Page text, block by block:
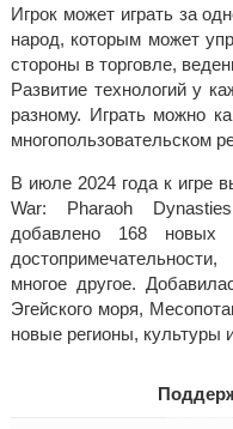
Игрок может играть за
народ, которым может
стороны в торговле,
Развитие технологий у
разному. Играть можно
многопользовательском
В июле 2024 года к игре
War: Pharaoh
добавлено 168 новых
многое другое.
Эгейского моря,
новые регионы, культуры